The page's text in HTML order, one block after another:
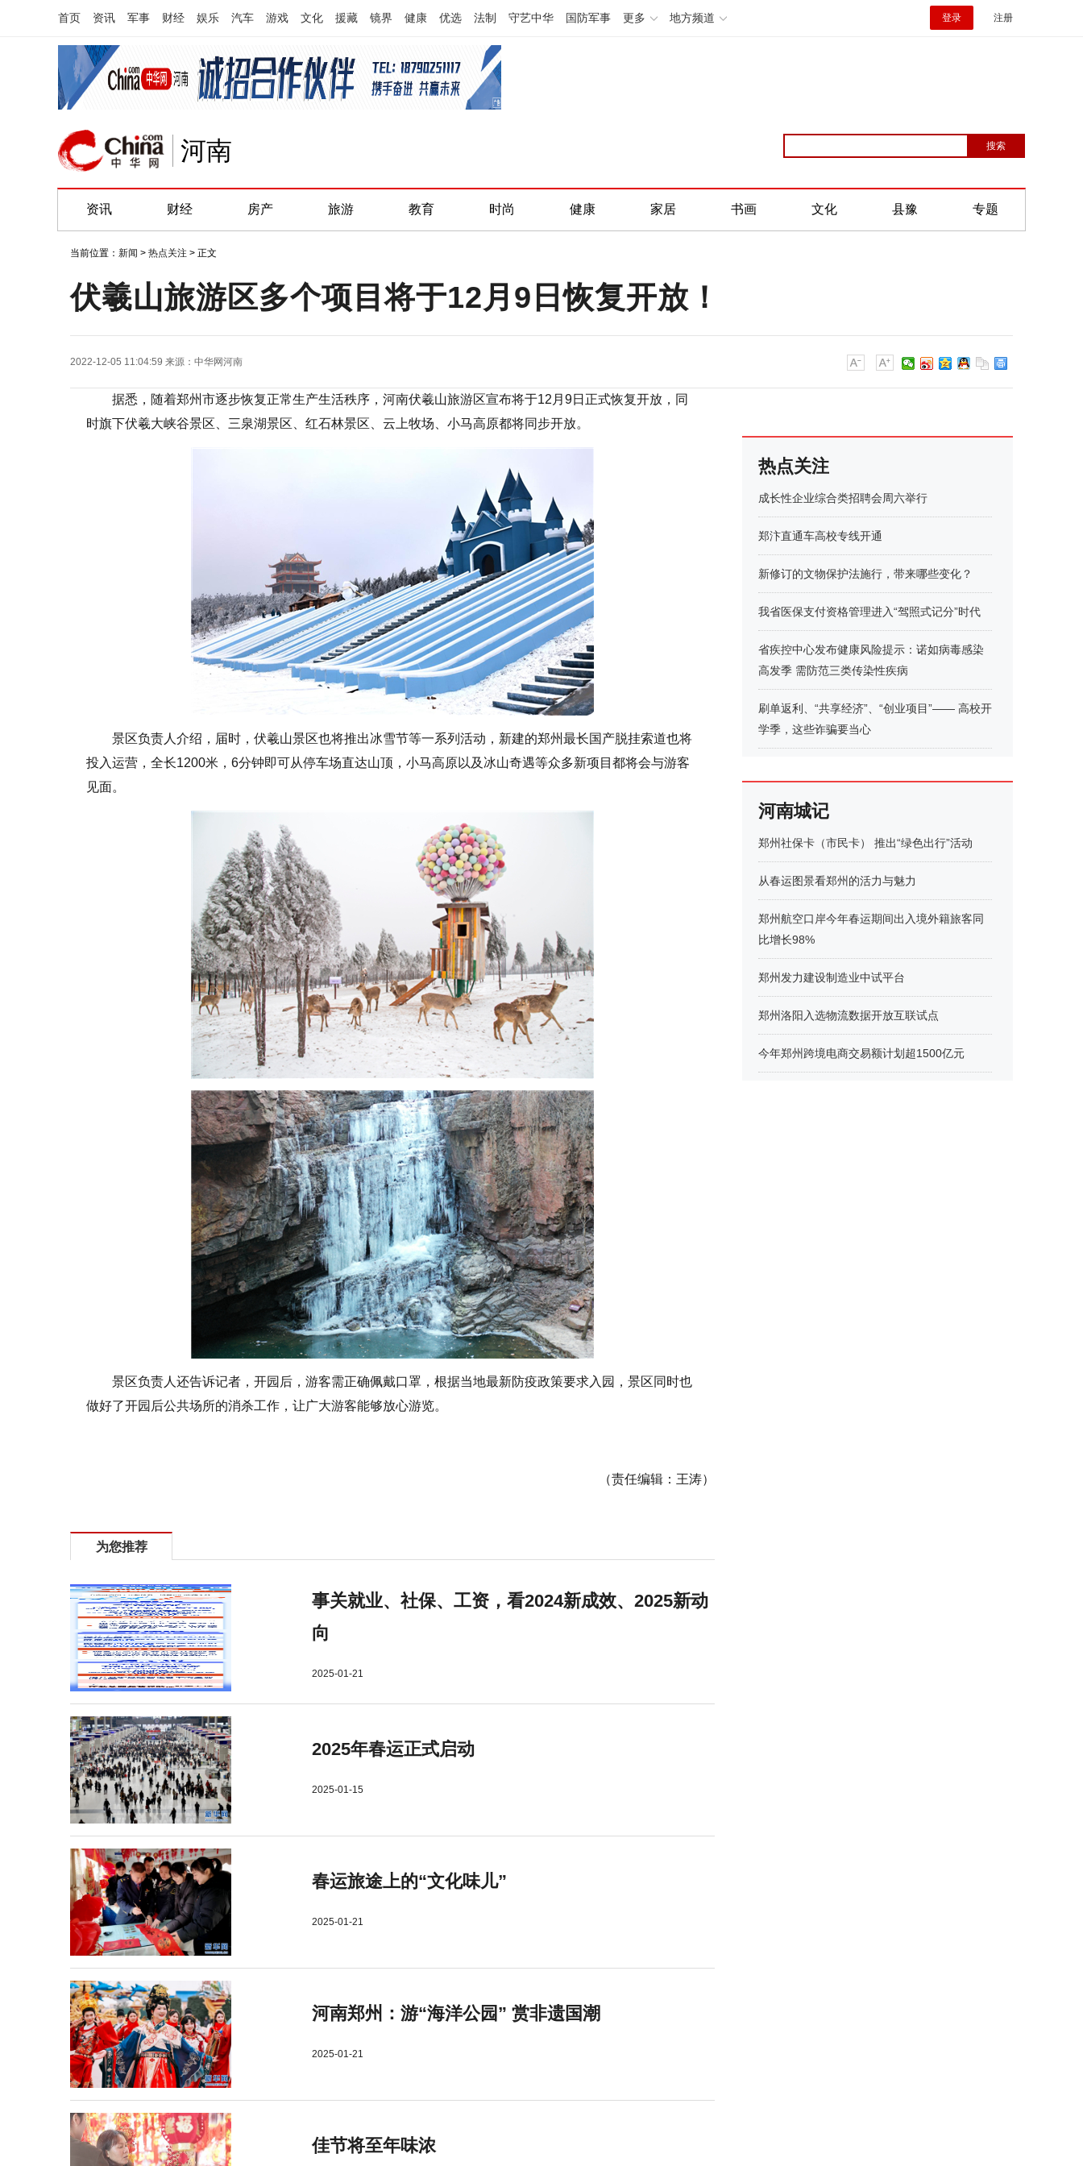
首页 资讯 军事 财经 娱乐 汽车 游戏 文化 援藏 镜界 健康 优选 法制 守艺中华 国防军事 更多 地方频道 登录 注册
河南
资讯 财经 房产 旅游 教育 时尚 健康 家居 书画 文化 县豫 专题
当前位置： 新闻 > 热点关注 > 正文
伏羲山旅游区多个项目将于12月9日恢复开放！
2022-12-05 11:04:59 来源： 中华网河南
据悉，随着郑州市逐步恢复正常生产生活秩序，河南伏羲山旅游区宣布将于12月9日正式恢复开放，同
时旗下伏羲大峡谷景区、三泉湖景区、红石林景区、云上牧场、小马高原都将同步开放。
景区负责人介绍，届时，伏羲山景区也将推出冰雪节等一系列活动，新建的郑州最长国产脱挂索道也将
投入运营，全长1200米，6分钟即可从停车场直达山顶，小马高原以及冰山奇遇等众多新项目都将会与游客
见面。
景区负责人还告诉记者，开园后，游客需正确佩戴口罩，根据当地最新防疫政策要求入园，景区同时也
做好了开园后公共场所的消杀工作，让广大游客能够放心游览。
（责任编辑：王涛）
为您推荐
事关就业、社保、工资，看2024新成效、2025新动
向
2025-01-21
2025年春运正式启动
2025-01-15
春运旅途上的“文化味儿”
2025-01-21
河南郑州：游“海洋公园” 赏非遗国潮
2025-01-21
佳节将至年味浓
热点关注
成长性企业综合类招聘会周六举行
郑汴直通车高校专线开通
新修订的文物保护法施行，带来哪些变化？
我省医保支付资格管理进入“驾照式记分”时代
省疾控中心发布健康风险提示：诺如病毒感染
高发季 需防范三类传染性疾病
刷单返利、“共享经济”、“创业项目”—— 高校开
学季，这些诈骗要当心
河南城记
郑州社保卡（市民卡） 推出“绿色出行”活动
从春运图景看郑州的活力与魅力
郑州航空口岸今年春运期间出入境外籍旅客同
比增长98%
郑州发力建设制造业中试平台
郑州洛阳入选物流数据开放互联试点
今年郑州跨境电商交易额计划超1500亿元